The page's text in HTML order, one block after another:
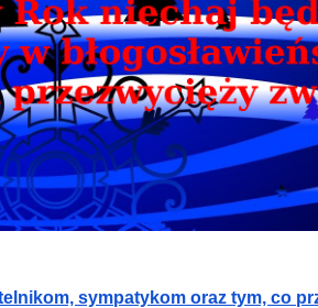
sympatykom oraz tym, co